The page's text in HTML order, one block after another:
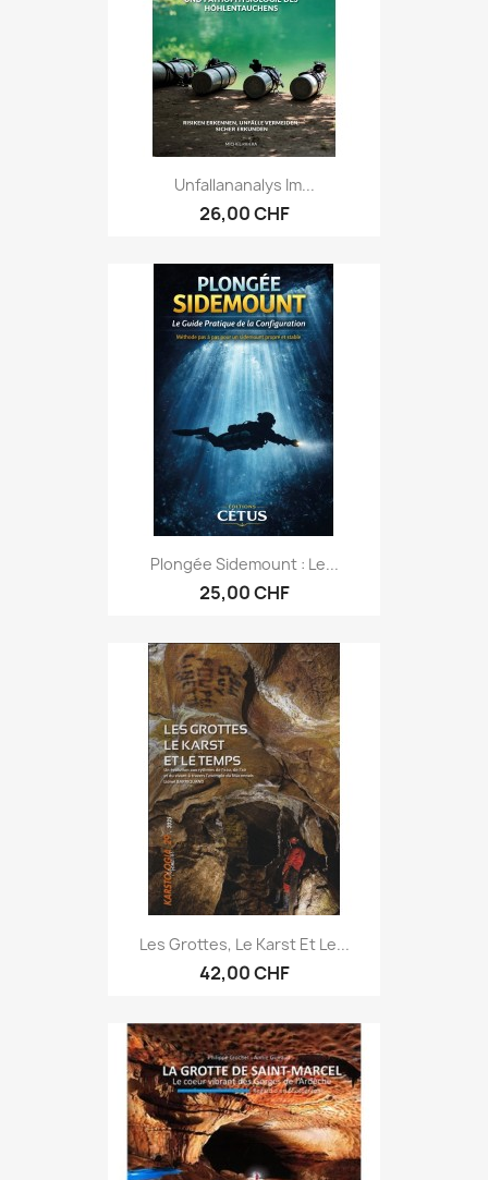
Unfallananalys Im...
26,00 CHF
Plongée Sidemount : Le...
25,00 CHF
Les Grottes, Le Karst Et Le...
42,00 CHF